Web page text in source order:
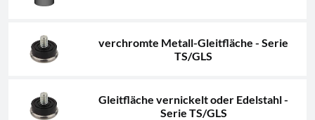
verchromte Metall-Gleitfläche - Serie
TS/GLS
Gleitfläche vernickelt oder Edelstahl -
Serie TS/GLS